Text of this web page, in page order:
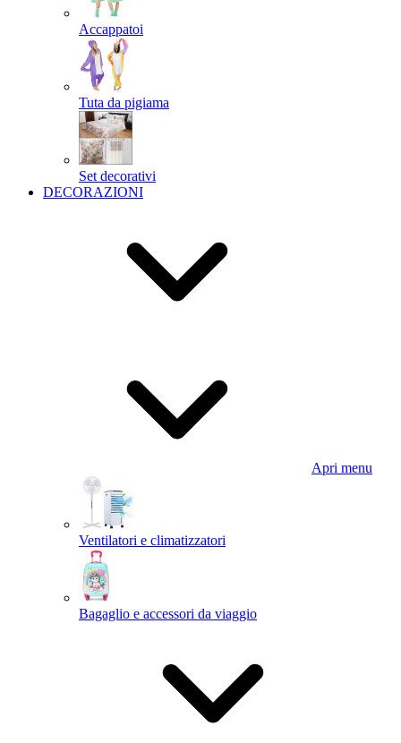
Accappatoi
Tuta da pigiama
Set decorativi
DECORAZIONI
Apri menu
Ventilatori e climatizzatori
Bagaglio e accessori da viaggio